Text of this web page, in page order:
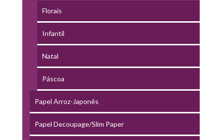
Florais
Infantil
Natal
Páscoa
Papel Arroz-Japonês
Papel Decoupage/Slim Paper